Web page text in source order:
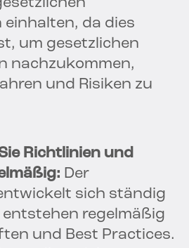
da dies
um gesetzlichen
nachzukommen,
und Risiken zu
Richtlinien und
Der
sich ständig
regelmäßig
und Best Practices.